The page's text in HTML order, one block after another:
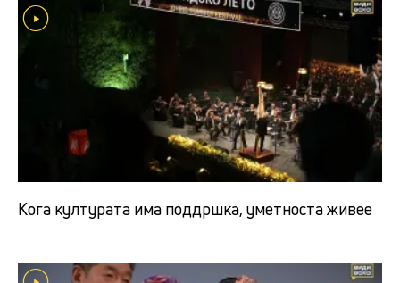
Кога културата има поддршка, уметноста живее